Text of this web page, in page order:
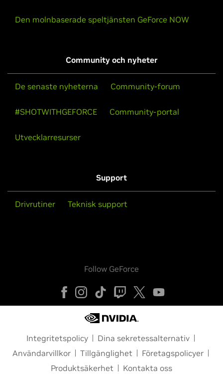
Den molnbaserade speltjänsten GeForce NOW
Community och nyheter
De senaste nyheterna Community-forum
#SHOTWITHGEFORCE Community-portal
Utvecklarresurser
Support
Drivrutiner Teknisk support
Follow GeForce
Integritetspolicy
Dina sekretessalternativ
Användarvillkor
Tillgänglighet
Företagspolicyer
Produktsäkerhet
Kontakta oss